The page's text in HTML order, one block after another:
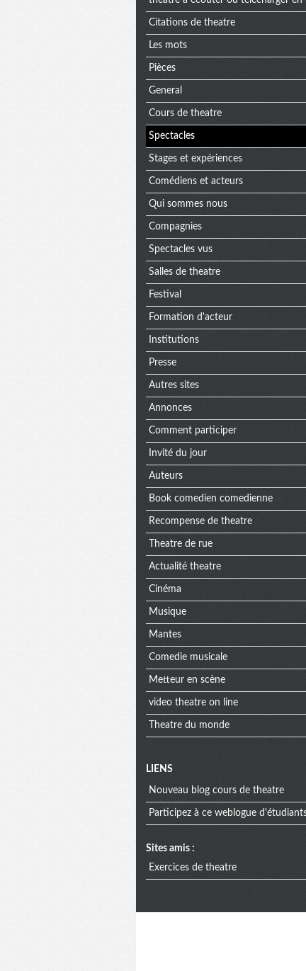
Citations de theatre
Les mots
Pièces
General
Cours de theatre
Spectacles
Stages et expériences
Comédiens et acteurs
Qui sommes nous
Compagnies
Spectacles vus
Salles de theatre
Festival
Formation d'acteur
Institutions
Presse
Autres sites
Annonces
Comment participer
Invité du jour
Auteurs
Book comedien comedienne
Recompense de theatre
Theatre de rue
Actualité theatre
Cinéma
Musique
Mantes
Comedie musicale
Metteur en scène
video theatre on line
Theatre du monde
Menu
extra
LIENS
Nouveau blog cours de theatre
Participez à ce weblogue
Sites amis :
Exercices de theatre